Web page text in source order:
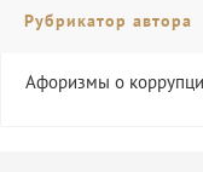
Рубрикатор автора
Афоризмы о